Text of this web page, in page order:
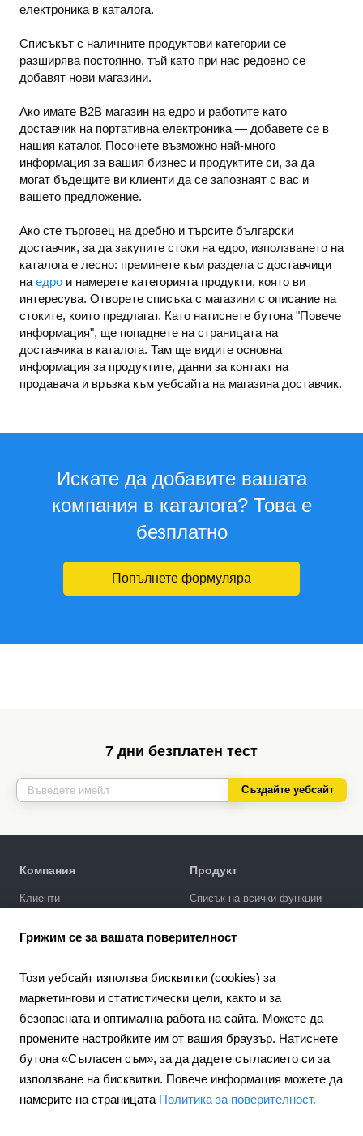
електроника в каталога.
Списъкът с наличните продуктови категории се
разширява постоянно, тъй като при нас редовно се
добавят нови магазини.
Ако имате B2B магазин на едро и работите като
доставчик на портативна електроника — добавете се в
нашия каталог. Посочете възможно най-много
информация за вашия бизнес и продуктите си, за да
могат бъдещите ви клиенти да се запознаят с вас и
вашето предложение.
Ако сте търговец на дребно и търсите български
доставчик, за да закупите стоки на едро, използването на
каталога е лесно: преминете към раздела с доставчици
на едро и намерете категорията продукти, която ви
интересува. Отворете списъка с магазини с описание на
стоките, които предлагат. Като натиснете бутона "Повече
информация", ще попаднете на страницата на
доставчика в каталога. Там ще видите основна
информация за продуктите, данни за контакт на
продавача и връзка към уебсайта на магазина доставчик.
Искате да добавите вашата
компания в каталога? Това е
безплатно
Попълнете формуляра
7 дни безплатен тест
Създайте уебсайт
Компания
Клиенти
Продукт
Списък на всички функции
SEO промотиране
Цени
Поддръжка
Портал за поддръжка
Напишете запитване
Грижим се за вашата поверителност
Този уебсайт използва бисквитки (cookies) за
маркетингови и статистически цели, както и за
безопасната и оптимална работа на сайта. Можете да
промените настройките им от вашия браузър. Натиснете
бутона «Съгласен съм», за да дадете съгласието си за
използване на бисквитки. Повече информация можете да
намерите на страницата Политика за поверителност.